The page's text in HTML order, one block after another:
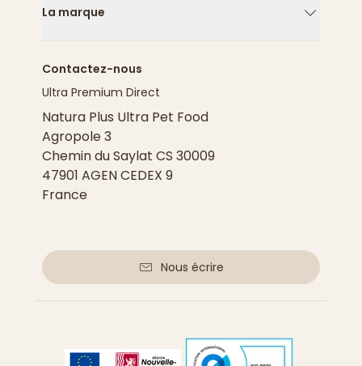
La marque
Contactez-nous
Ultra Premium Direct
Natura Plus Ultra Pet Food
Agropole 3
Chemin du Saylat CS 30009
47901 AGEN CEDEX 9
France
Nous écrire